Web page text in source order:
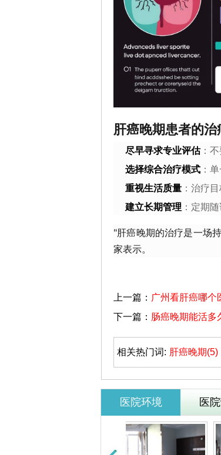
肝癌晚期患者的治
尽早寻求专业评估：
选择综合治疗模式 ：
重视生活质量 ：治疗
建立长期管理 ：定期
"肝癌晚期的治疗是一场
家表示。
上一篇： 广州看肝癌哪个
下一篇： 肠癌晚期能活多
相关热门词: 肝癌晚期(5)
医院环境 医